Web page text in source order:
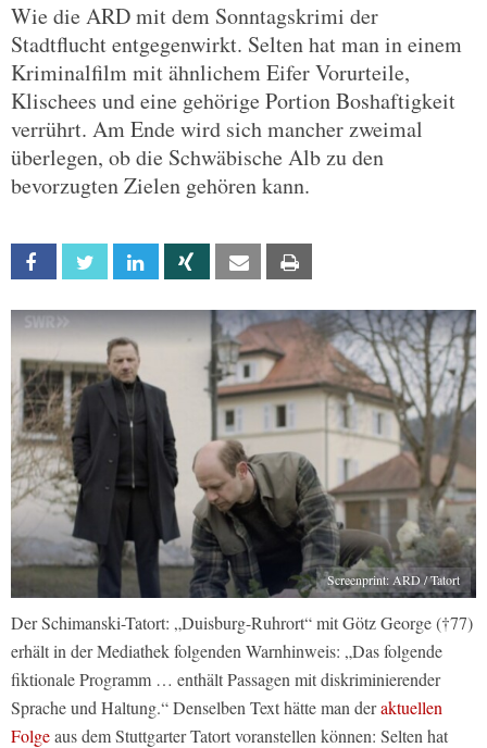
Wie die ARD mit dem Sonntagskrimi der
Stadtflucht entgegenwirkt. Selten hat man in einem
Kriminalfilm mit ähnlichem Eifer Vorurteile,
Klischees und eine gehörige Portion Boshaftigkeit
verrührt. Am Ende wird sich mancher zweimal
überlegen, ob die Schwäbische Alb zu den
bevorzugten Zielen gehören kann.
Facebook Twitter Linkedin Xing Email
Screenprint: ARD / Tatort
Der Schimanski-Tatort: „Duisburg-Ruhrort“ mit Götz George (†77)
erhält in der Mediathek folgenden Warnhinweis: „Das folgende
fiktionale Programm … enthält Passagen mit diskriminierender
Sprache und Haltung.“ Denselben Text hätte man deraktuellen
Folgeaus dem Stuttgarter Tatort voranstellen können: Selten hat